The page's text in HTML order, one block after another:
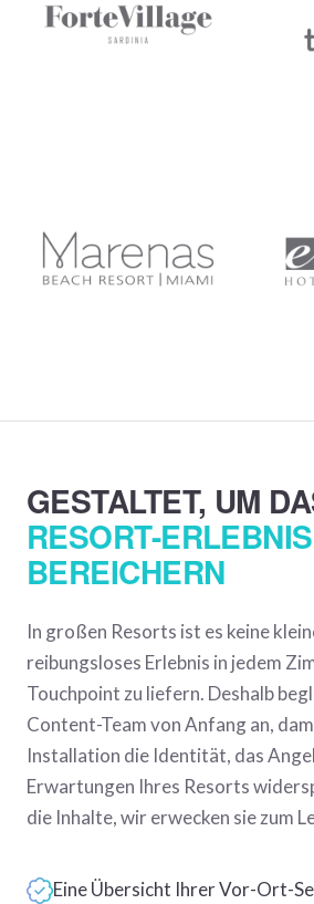
GESTALTET, UM
RESORT-
BEREICHERN
In großen Resorts ist es keine
reibungsloses Erlebnis in jedem
Touchpoint zu liefern. Deshalb
Content-Team von Anfang an,
Installation die Identität, das
Erwartungen Ihres Resorts
die Inhalte, wir erwecken sie zum
Eine Übersicht Ihrer Vor-Ort-